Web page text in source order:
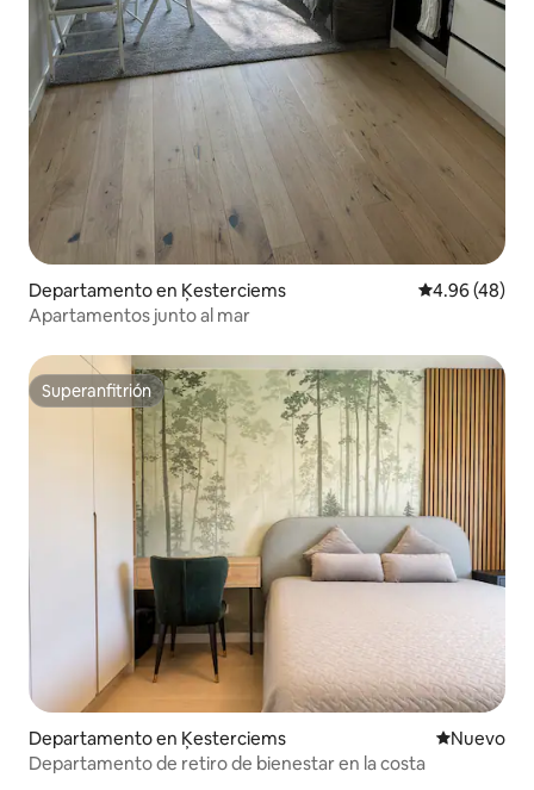
Departamento en Ķesterciems Calificación
4.96 (48)
Apartamentos junto al mar
Superanfitrión
Superanfitrión
Departamento en Ķesterciems Nuevo
Nuevo
Departamento de retiro de bienestar en la costa